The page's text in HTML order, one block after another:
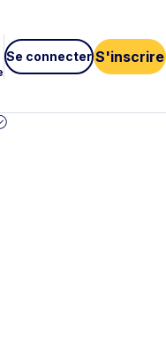
Se connecter S'inscrire